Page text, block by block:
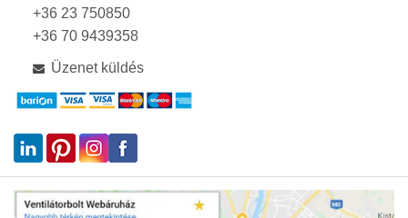
+36 23 750850
+36 70 9439358
Üzenet küldés